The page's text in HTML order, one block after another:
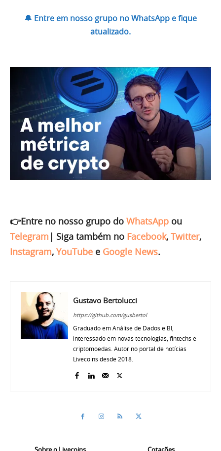
🔔 Entre em nosso grupo no WhatsApp e fique
atualizado.
👉Entre no nosso grupo do WhatsApp ou
Telegram | Siga também no Facebook, Twitter,
Instagram, YouTube e Google News.
Gustavo Bertolucci
https://github.com/gusbertol
Graduado em Análise de Dados e BI,
interessado em novas tecnologias, fintechs e
criptomoedas. Autor no portal de notícias
Livecoins desde 2018.